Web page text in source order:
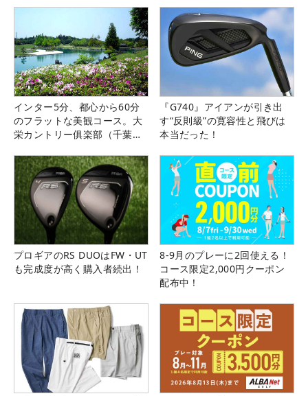
インター5分、都心から60分
のフラットな美観コース。大
栄カントリー俱楽部（千葉
『G740』アイアンが引き出
す“反則級”の寛容性と飛びは
本当だった！
プロギアのRS DUOはFW・UT
も完成度が高く購入者続出！
8-9月のプレーに2回使える！
コース限定2,000円クーポン
配布中！